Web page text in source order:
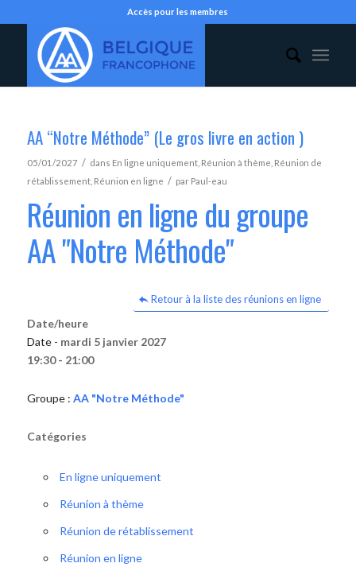
Accès pour les membres
AA “Notre Méthode” (Le gros livre en action )
05/01/2027 / dans En ligne uniquement, Réunion à thème Réunion de
rétablissement, Réunion en ligne / par Paul-eau
Réunion en ligne du groupe
AA "Notre Méthode"
Retour à la liste des réunions en ligne
Date/heure
Date - mardi 5 janvier 2027
19:30 - 21:00
Groupe : AA "Notre Méthode"
Catégories
En ligne uniquement
Réunion à thème
Réunion de rétablissement
Réunion en ligne